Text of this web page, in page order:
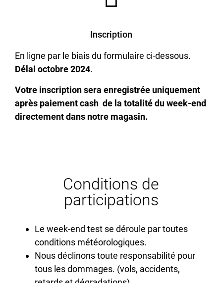
Inscription
En ligne par le biais du formulaire ci-dessous.
Délai octobre 2024.
Votre inscription sera enregistrée uniquement
après paiement cash de la totalité du week-end
directement dans notre magasin.
Conditions de
participations
Le week-end test se déroule par toutes
conditions météorologiques.
Nous déclinons toute responsabilité pour
tous les dommages. (vols, accidents,